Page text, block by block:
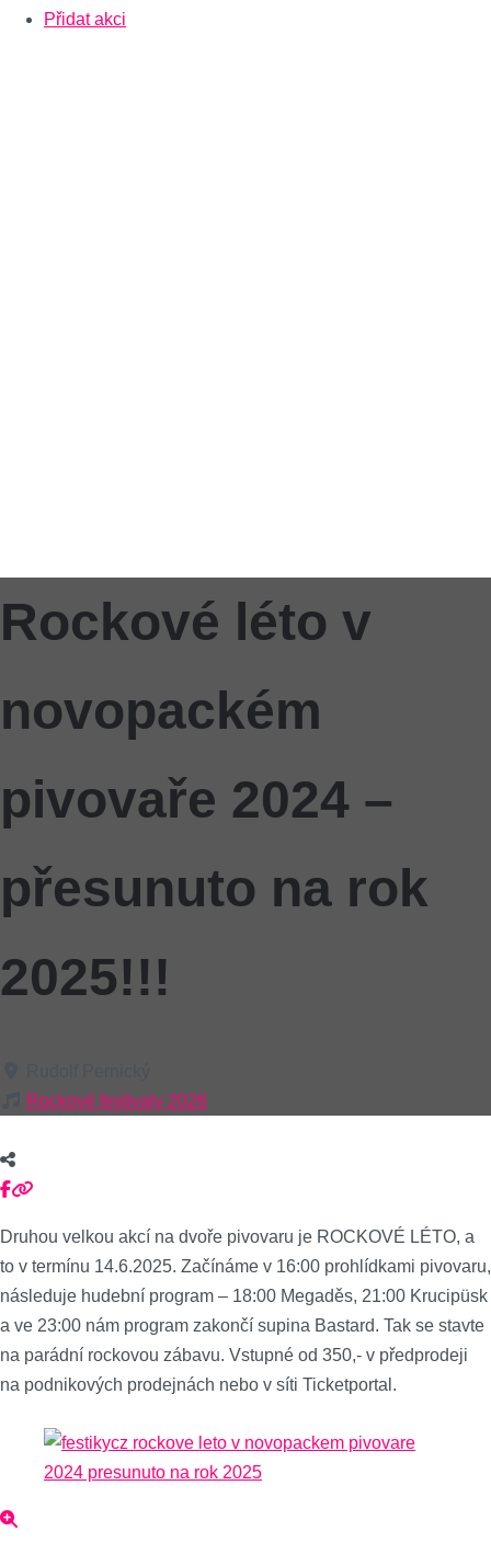
Přidat akci
Rockové léto v
novopackém
pivovaře 2024 –
přesunuto na rok
2025!!!
Rockové festivaly 2026
Druhou velkou akcí na dvoře pivovaru je ROCKOVÉ LÉTO, a
to v termínu 14.6.2025. Začínáme v 16:00 prohlídkami pivovaru,
následuje hudební program – 18:00 Megaděs, 21:00 Krucipüsk
a ve 23:00 nám program zakončí supina Bastard. Tak se stavte
na parádní rockovou zábavu. Vstupné od 350,- v předprodeji
na podnikových prodejnách nebo v síti Ticketportal.